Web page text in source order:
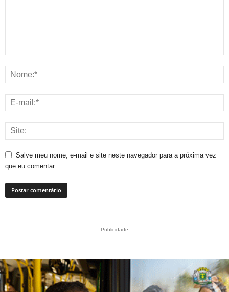
Salve meu nome, e-mail e site neste navegador para a próxima vez
que eu comentar.
- Publicidade -